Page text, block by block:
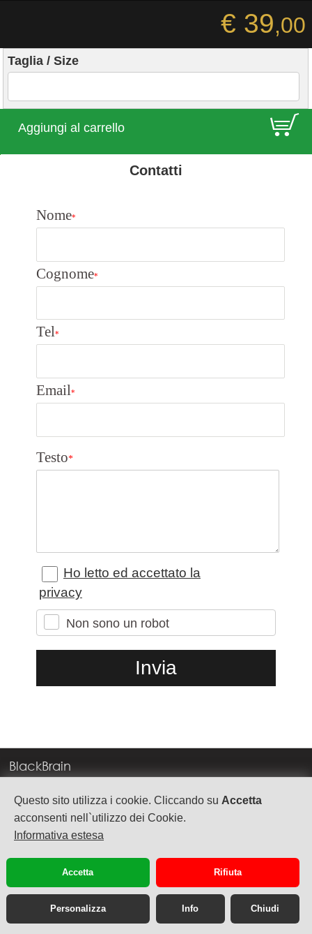
Questo sito utilizza i cookie. Cliccando su Accetta
acconsenti nell`utilizzo dei Cookie.
Informativa estesa
Accetta Rifiuta
Personalizza Info Chiudi
€ 39,00
Taglia / Size
Aggiungi al carrello E
Contatti
Nome*
Cognome*
Tel*
Email*
Testo*
Ho letto ed accettato la
privacy
Non sono un robot
BlackBrain
Corso Milano, 83
37138 Verona
TEL. +39 045 575888
P.Iva 03992340236